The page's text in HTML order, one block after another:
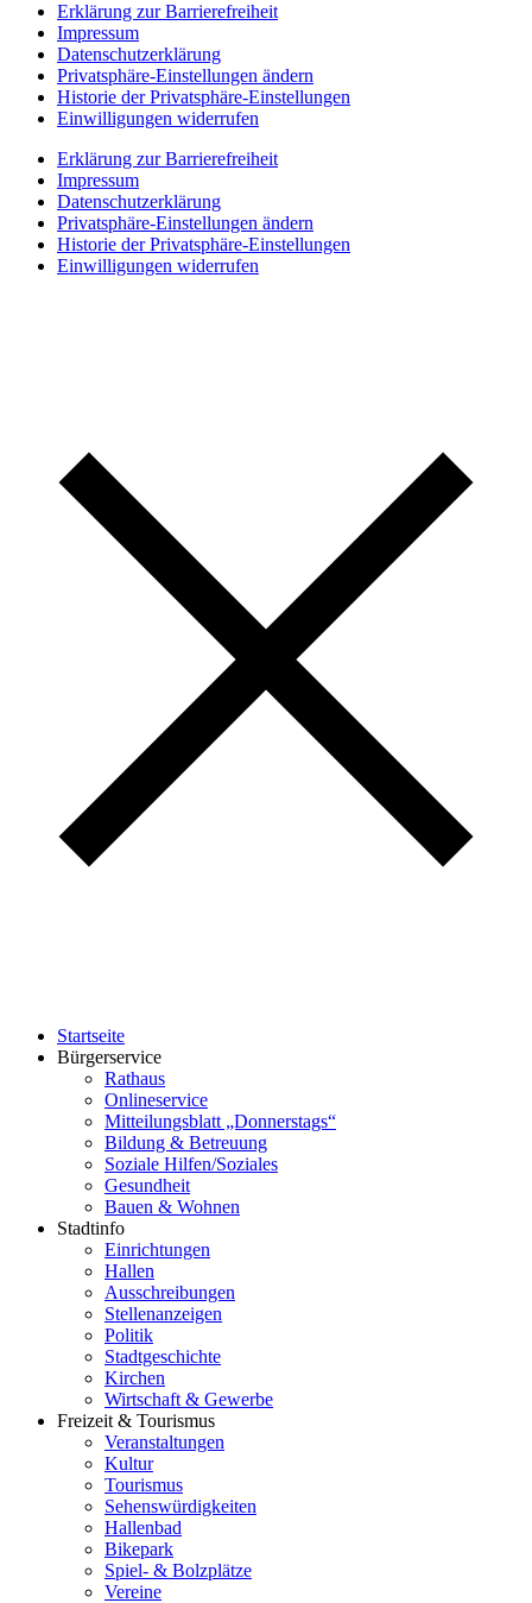
Erklärung zur Barrierefreiheit
Impressum
Datenschutzerklärung
Privatsphäre-Einstellungen ändern
Historie der Privatsphäre-Einstellungen
Einwilligungen widerrufen
Erklärung zur Barrierefreiheit
Impressum
Datenschutzerklärung
Privatsphäre-Einstellungen ändern
Historie der Privatsphäre-Einstellungen
Einwilligungen widerrufen
Startseite
Bürgerservice
Rathaus
Onlineservice
Mitteilungsblatt „Donnerstags“
Bildung & Betreuung
Soziale Hilfen/Soziales
Gesundheit
Bauen & Wohnen
Stadtinfo
Einrichtungen
Hallen
Ausschreibungen
Stellenanzeigen
Politik
Stadtgeschichte
Kirchen
Wirtschaft & Gewerbe
Freizeit & Tourismus
Veranstaltungen
Kultur
Tourismus
Sehenswürdigkeiten
Hallenbad
Bikepark
Spiel- & Bolzplätze
Vereine